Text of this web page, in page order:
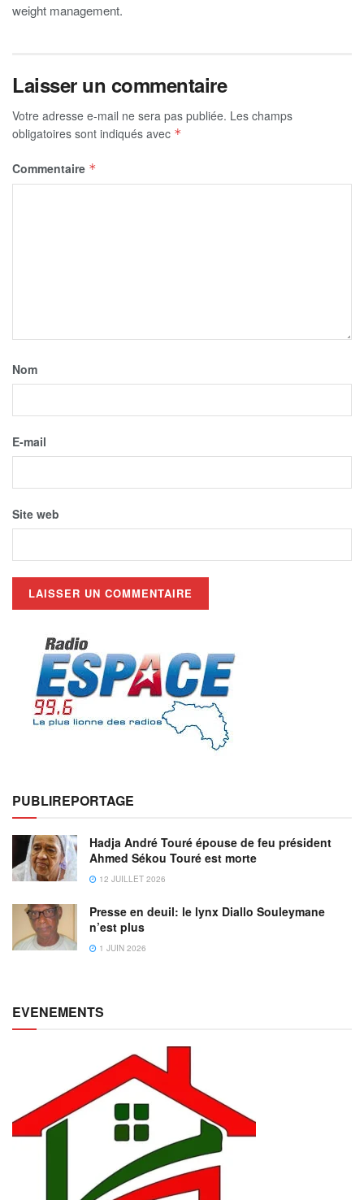
weight management.
Laisser un commentaire
Votre adresse e-mail ne sera pas publiée. Les champs
obligatoires sont indiqués avec *
Commentaire *
Nom
E-mail
Site web
PUBLIREPORTAGE
Hadja André Touré épouse de feu président
Ahmed Sékou Touré est morte
12 JUILLET 2026
Presse en deuil: le lynx Diallo Souleymane
n’est plus
1 JUIN 2026
EVENEMENTS